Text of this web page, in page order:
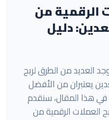
الرقمية من
دليل
العديد من الطرق لربح
يعتبران من الأفضل
في هذا المقال، سنقدم
العملات الرقمية من